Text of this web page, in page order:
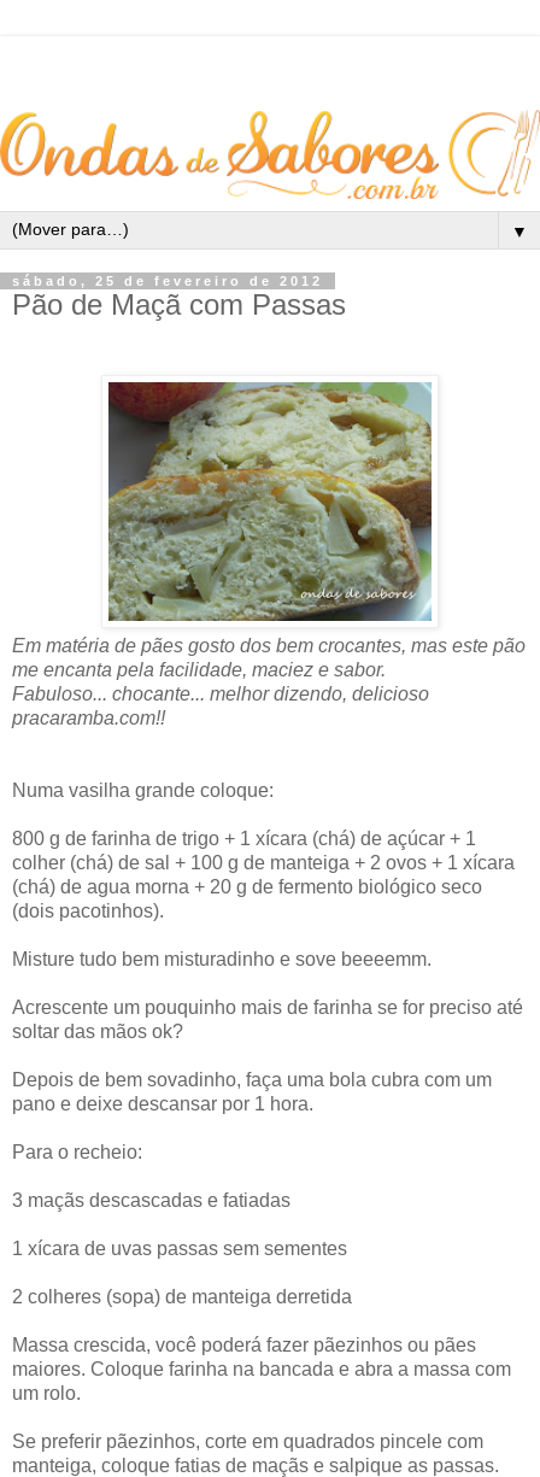
▼
sábado, 25 de fevereiro de 2012
Pão de Maçã com Passas
Em matéria de pães gosto dos bem crocantes, mas este pão
me encanta pela facilidade, maciez e sabor.
Fabuloso... chocante... melhor dizendo, delicioso
pracaramba.com!!
Numa vasilha grande coloque:
800 g de farinha de trigo + 1 xícara (chá) de açúcar + 1
colher (chá) de sal + 100 g de manteiga + 2 ovos + 1 xícara
(chá) de agua morna + 20 g de fermento biológico seco
(dois pacotinhos).
Misture tudo bem misturadinho e sove beeeemm.
Acrescente um pouquinho mais de farinha se for preciso até
soltar das mãos ok?
Depois de bem sovadinho, faça uma bola cubra com um
pano e deixe descansar por 1 hora.
Para o recheio:
3 maçãs descascadas e fatiadas
1 xícara de uvas passas sem sementes
2 colheres (sopa) de manteiga derretida
Massa crescida, você poderá fazer pãezinhos ou pães
maiores. Coloque farinha na bancada e abra a massa com
um rolo.
Se preferir pãezinhos, corte em quadrados pincele com
manteiga, coloque fatias de maçãs e salpique as passas.